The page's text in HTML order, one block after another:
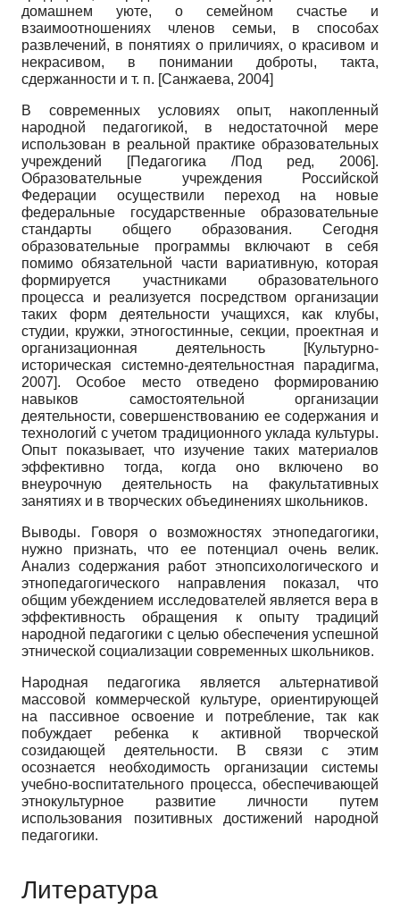
домашнем уюте, о семейном счастье и
взаимоотношениях членов семьи, в способах
развлечений, в понятиях о приличиях, о красивом и
некрасивом, в понимании доброты, такта,
сдержанности и т. п. [Санжаева, 2004]
В современных условиях опыт, накопленный
народной педагогикой, в недостаточной мере
использован в реальной практике образовательных
учреждений
[Педагогика /Под ред, 2006].
Образовательные учреждения Российской
Федерации осуществили переход на новые
федеральные государственные образовательные
стандарты общего образования. Сегодня
образовательные программы включают в себя
помимо обязательной части вариативную, которая
формируется участниками образовательного
процесса и реализуется посредством организации
таких форм деятельности учащихся, как клубы,
студии, кружки, этногостинные, секции, проектная и
организационная деятельность
[Культурно-
историческая системно-деятельностная парадигма,
2007]. Особое место отведено формированию
навыков самостоятельной организации
деятельности, совершенствованию ее содержания и
технологий с учетом традиционного уклада культуры.
Опыт показывает, что изучение таких материалов
эффективно тогда, когда оно включено во
внеурочную деятельность на факультативных
занятиях и в творческих объединениях школьников.
Выводы. Говоря о возможностях этнопедагогики,
нужно признать, что ее потенциал очень велик.
Анализ содержания работ этнопсихологического и
этнопедагогического направления показал, что
общим убеждением исследователей является вера в
эффективность обращения к опыту традиций
народной педагогики с целью обеспечения успешной
этнической социализации современных школьников.
Народная педагогика является альтернативой
массовой коммерческой культуре, ориентирующей
на пассивное освоение и потребление, так как
побуждает ребенка к активной творческой
созидающей деятельности. В связи с этим
осознается необходимость организации системы
учебно-воспитательного процесса, обеспечивающей
этнокультурное развитие личности путем
использования позитивных достижений народной
педагогики.
Литература